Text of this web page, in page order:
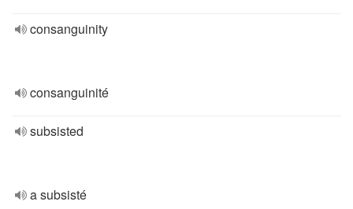
consanguinity
consanguinité
subsisted
a subsisté